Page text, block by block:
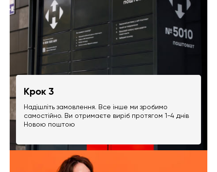
Крок 3
Надішліть замовлення. Все інше ми зробимо
самостійно. Ви отримаєте виріб протягом 1-4 днів
Новою поштою